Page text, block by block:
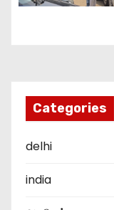
Categories
delhi
india